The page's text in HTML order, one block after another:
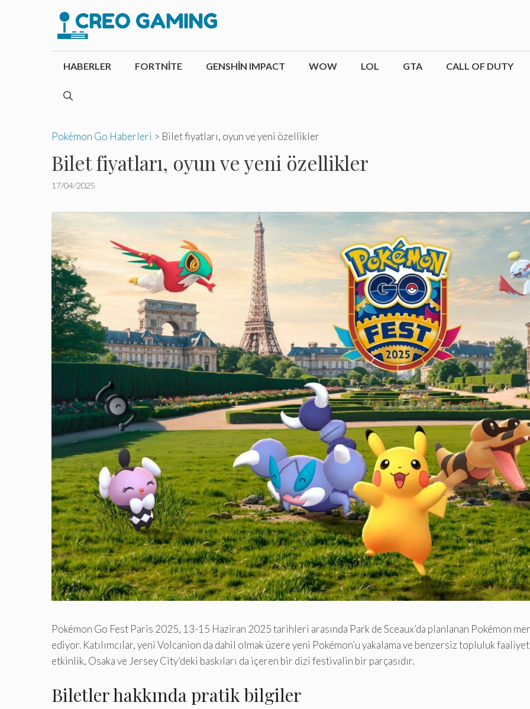
HABERLER FORTNITE GENSHIN IMPACT WOW LOL GTA CALL OF DUTY
Pokémon Go Haberleri > Bilet fiyatları, oyun ve yeni özellikler
Bilet fiyatları, oyun ve yeni özellikler
17/04/2025
Pokémon Go Fest Paris 2025, 13-15 Haziran 2025 tarihleri ​​arasında Park de Sceaux’da planlanan Pokémon
ediyor. Katılımcılar, yeni Volcanion da dahil olmak üzere yeni Pokémon’u yakalama ve benzersiz topluluk
etkinlik, Osaka ve Jersey City’deki baskıları da içeren bir dizi festivalin bir parçasıdır.
Biletler hakkında pratik bilgiler